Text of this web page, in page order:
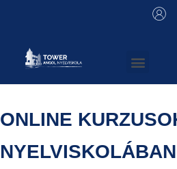
ONLINE
NYELVISKOLÁBAN